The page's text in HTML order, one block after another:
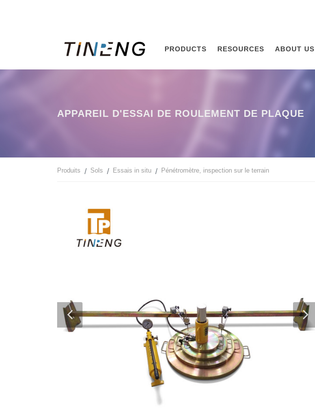
PRODUCTS RESOURCES ABOUT US
APPAREIL D'ESSAI DE ROULEMENT DE PLAQUE
Produits Sols Essais in situ Pénétromètre, inspection sur le terrain